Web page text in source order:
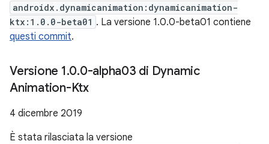
androidx.dynamicanimation:dynamicanimation-
ktx:1.0.0-beta01 . La versione 1.0.0-beta01 contiene
questi commit.
Versione 1.0.0-alpha03 di Dynamic
Animation-Ktx
4 dicembre 2019
È stata rilasciata la versione